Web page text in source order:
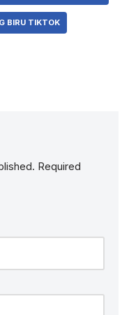
BIRU TIKTOK
Required